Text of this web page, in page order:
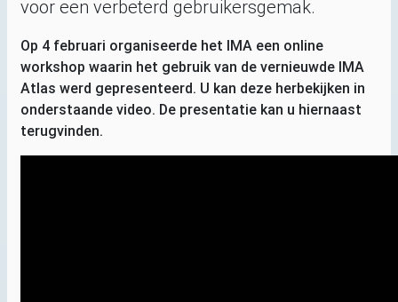
voor een verbeterd gebruikersgemak.
Op 4 februari organiseerde het IMA een online
workshop waarin het gebruik van de vernieuwde IMA
Atlas werd gepresenteerd. U kan deze herbekijken in
onderstaande video. De presentatie kan u hiernaast
terugvinden.